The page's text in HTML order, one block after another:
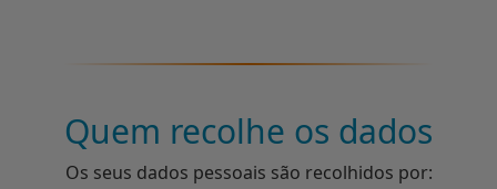
Quem recolhe os dados
Os seus dados pessoais são recolhidos por: